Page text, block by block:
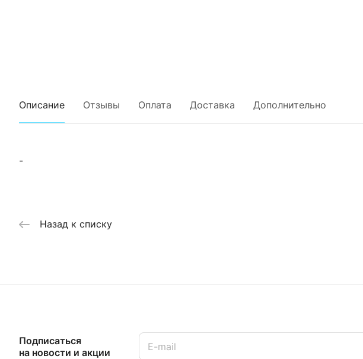
Описание Отзывы Оплата Доставка Дополнительно
-
Назад к списку
Подписаться
на новости и акции